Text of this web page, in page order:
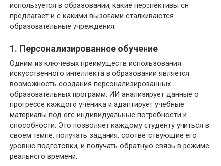
используется в образовании, какие перспективы он
предлагает и с какими вызовами сталкиваются
образовательные учреждения.
1. Персонализированное обучение
Одним из ключевых преимуществ использования
искусственного интеллекта в образовании является
возможность создания персонализированных
образовательных программ. ИИ анализирует данные о
прогрессе каждого ученика и адаптирует учебные
материалы под его индивидуальные потребности и
способности. Это позволяет каждому студенту учиться в
своем темпе, получать задания, соответствующие его
уровню подготовки, и получать обратную связь в режиме
реального времени.